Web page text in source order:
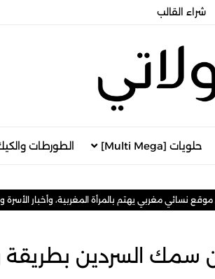
شراء القالب
حلويات [Multi Mega] الطورطات
نسائي مغربي يهتم بالمرأة المغربية، وأخبار الأسرة
سمك السردين بطريقة